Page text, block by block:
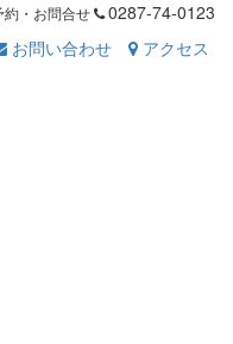
約・お問合せ
0287-74-0123
お問い合わせ アクセス